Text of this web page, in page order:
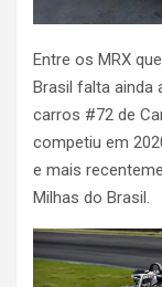
Entre os MRX
Brasil falta ainda
carros #72 de
competiu em
e mais
Milhas do Brasil.